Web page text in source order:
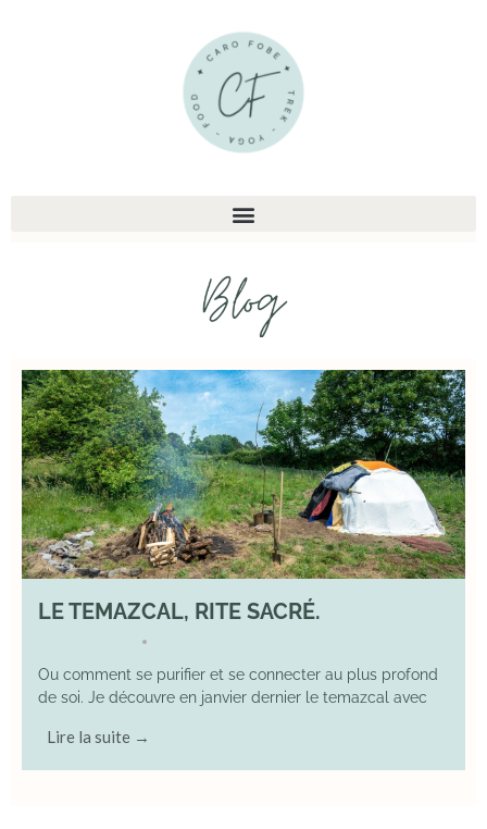
LE TEMAZCAL, RITE SACRÉ.
•
Ou comment se purifier et se connecter au plus profond
de soi. Je découvre en janvier dernier le temazcal avec
Lire la suite →